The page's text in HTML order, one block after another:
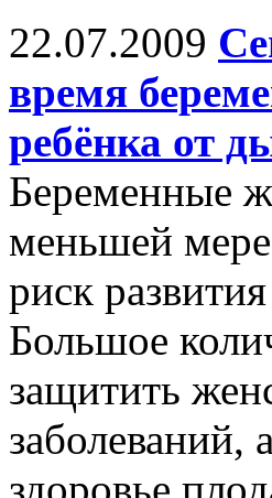
22.07.2009
время
ребёнка от
Беременные
меньшей
риск
Большое
защитить
заболеваний,
здоровье